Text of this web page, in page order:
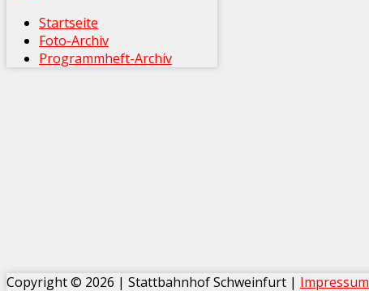
Startseite
Foto-Archiv
Programmheft-Archiv
Copyright © 2026 | Stattbahnhof Schweinfurt | Impressum